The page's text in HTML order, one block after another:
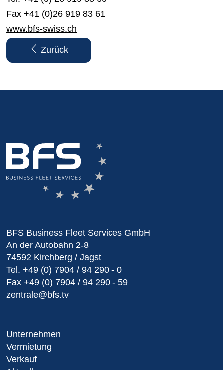
Fax +41 (0)26 919 83 61
www.bfs-swiss.ch
Zurück
BFS Business Fleet Services GmbH
An der Autobahn 2-8
74592 Kirchberg / Jagst
Tel. +49 (0) 7904 / 94 290 - 0
Fax +49 (0) 7904 / 94 290 - 59
zentrale@bfs.tv
Unternehmen
Vermietung
Verkauf